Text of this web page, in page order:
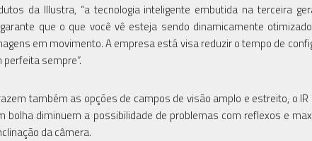
da Illustra, “a tecnologia inteligente embutida na terceira
que o que você vê esteja sendo dinamicamente
em movimento. A empresa está visa reduzir o tempo de
sempre”.
também as opções de campos de visão amplo e estreito, o IR
bolha diminuem a possibilidade de problemas com reflexos e
da câmera.